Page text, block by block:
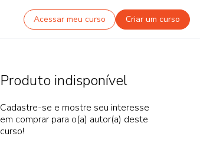
Acessar meu curso Criar um curso
Produto indisponível
Cadastre-se e mostre seu interesse
em comprar para o(a) autor(a) deste
curso!